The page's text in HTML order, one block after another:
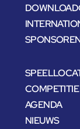
COMPETITIE
AGENDA
NIEUWS